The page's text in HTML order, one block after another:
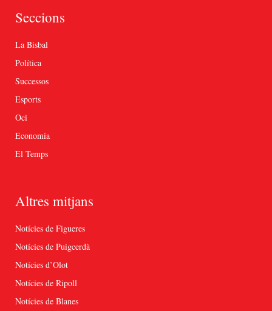
Seccions
La Bisbal
Política
Successos
Esports
Oci
Economia
El Temps
Altres mitjans
Notícies de Figueres
Notícies de Puigcerdà
Notícies d’Olot
Notícies de Ripoll
Notícies de Blanes